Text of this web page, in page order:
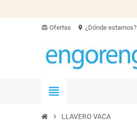
card_giftcard Ofertas location_on ¿Dónde estamos?
view_headline
chevron_right LLAVERO VACA